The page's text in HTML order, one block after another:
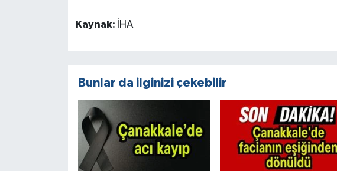
Kaynak: İHA
Bunlar da ilginizi çekebilir